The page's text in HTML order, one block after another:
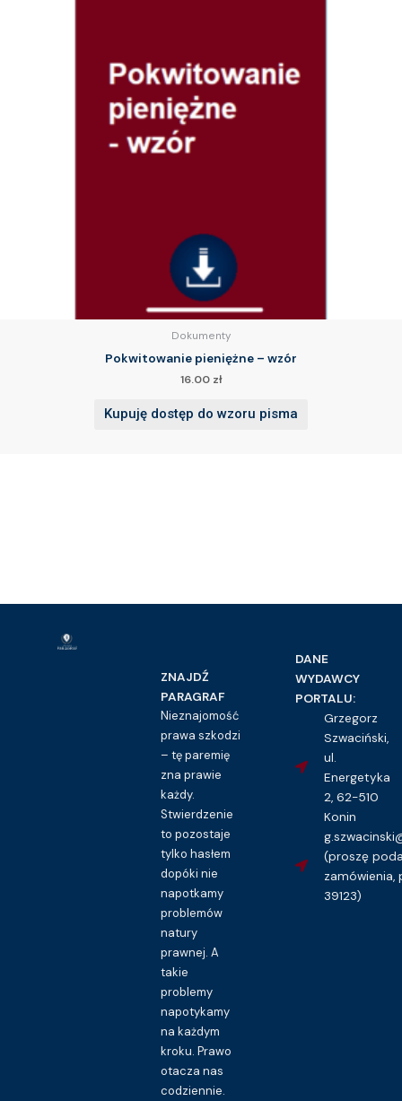
Dokumenty
Pokwitowanie pieniężne – wzór
16.00 zł
Kupuję dostęp do wzoru pisma
ZNAJDŹ
PARAGRAF
Nieznajomość
prawa szkodzi
– tę paremię
zna prawie
każdy.
Stwierdzenie
to pozostaje
tylko hasłem
dopóki nie
napotkamy
problemów
natury
prawnej. A
takie
problemy
napotykamy
na każdym
kroku. Prawo
otacza nas
codziennie.
DANE
WYDAWCY
PORTALU:
Grzegorz
Szwaciński,
ul.
Energetyka
2, 62-510
Konin
(proszę
zamówienia,
39123)